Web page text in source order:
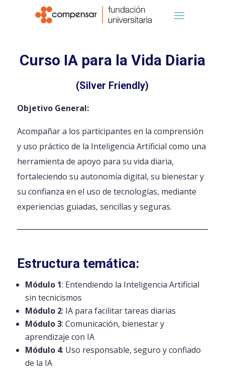
Curso IA para la Vida Diaria
(Silver Friendly)
Objetivo General:
Acompañar a los participantes en la comprensión
y uso práctico de la Inteligencia Artificial como una
herramienta de apoyo para su vida diaria,
fortaleciendo su autonomía digital, su bienestar y
su confianza en el uso de tecnologías, mediante
experiencias guiadas, sencillas y seguras.
Estructura temática:
Módulo 1: Entendiendo la Inteligencia Artificial
sin tecnicismos
Módulo 2: IA para facilitar tareas diarias
Módulo 3: Comunicación, bienestar y
aprendizaje con IA
Módulo 4: Uso responsable, seguro y confiado
de la IA